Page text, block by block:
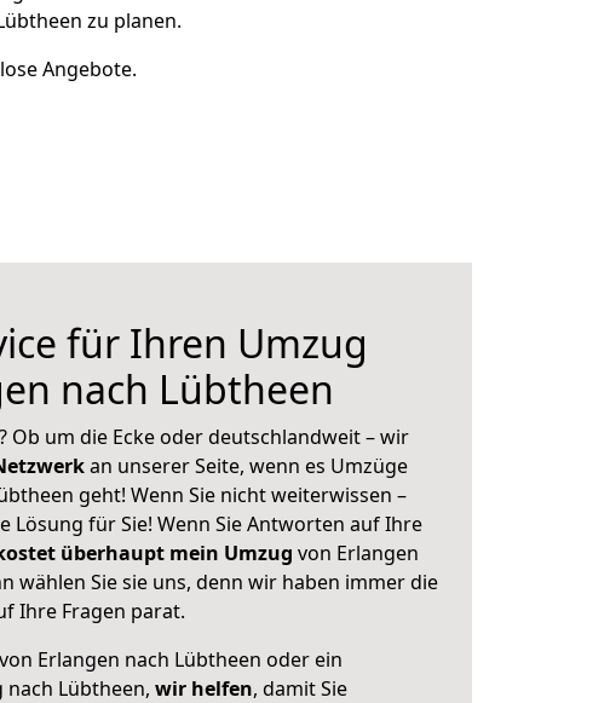
zu planen.
Angebote.
für Ihren Umzug
nach Lübtheen
Ob um die Ecke oder deutschlandweit – wir
an unserer Seite, wenn es Umzüge
geht! Wenn Sie nicht weiterwissen –
Lösung für Sie! Wenn Sie Antworten auf Ihre
überhaupt mein Umzug von Erlangen
wählen Sie sie uns, denn wir haben immer die
Ihre Fragen parat.
von Erlangen nach Lübtheen oder ein
Lübtheen, wir helfen, damit Sie